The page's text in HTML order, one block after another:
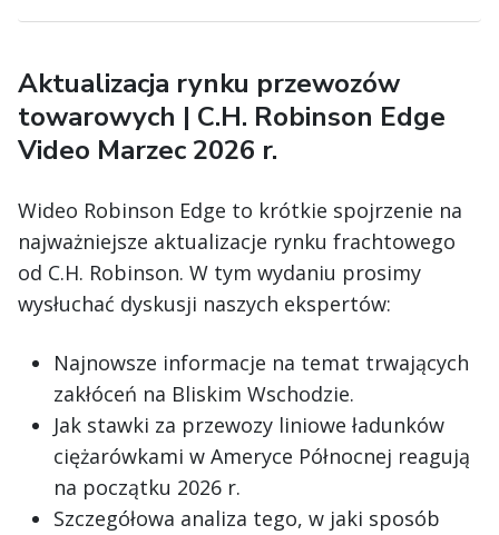
Aktualizacja rynku przewozów
towarowych | C.H. Robinson Edge
Video Marzec 2026 r.
Wideo Robinson Edge to krótkie spojrzenie na
najważniejsze aktualizacje rynku frachtowego
od C.H. Robinson. W tym wydaniu prosimy
wysłuchać dyskusji naszych ekspertów:
Najnowsze informacje na temat trwających
zakłóceń na Bliskim Wschodzie.
Jak stawki za przewozy liniowe ładunków
ciężarówkami w Ameryce Północnej reagują
na początku 2026 r.
Szczegółowa analiza tego, w jaki sposób